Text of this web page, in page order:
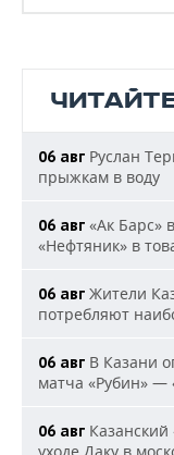
06 авг Руслан
прыжкам в воду
06 авг «Ак Барс»
«Нефтяник» в
06 авг Жители
потребляют
06 авг В Казани
матча «Рубин» —
06 авг